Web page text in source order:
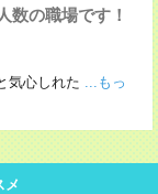
数の職場です！
気心しれた ...もっ
メ